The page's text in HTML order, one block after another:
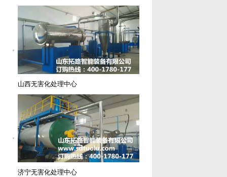
山西无害化处理中心
济宁无害化处理中心